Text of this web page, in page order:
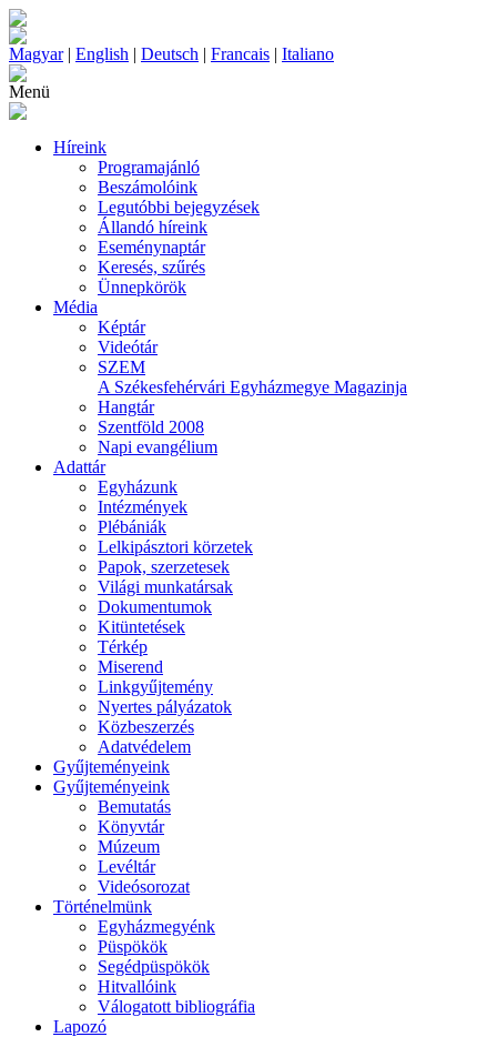
Magyar| English | Deutsch | Francais | Italiano
Menü
Híreink
Programajánló
Beszámolóink
Legutóbbi bejegyzések
Állandó híreink
Eseménynaptár
Keresés, szűrés
Ünnepkörök
Média
Képtár
Videótár
SZEM
A Székesfehérvári Egyházmegye Magazinja
Hangtár
Szentföld 2008
Napi evangélium
Adattár
Egyházunk
Intézmények
Plébániák
Lelkipásztori körzetek
Papok, szerzetesek
Világi munkatársak
Dokumentumok
Kitüntetések
Térkép
Miserend
Linkgyűjtemény
Nyertes pályázatok
Közbeszerzés
Adatvédelem
Gyűjteményeink
Gyűjteményeink
Bemutatás
Könyvtár
Múzeum
Levéltár
Videósorozat
Történelmünk
Egyházmegyénk
Püspökök
Segédpüspökök
Hitvallóink
Válogatott bibliográfia
Lapozó